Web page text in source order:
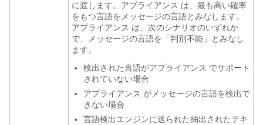
に渡します。 アプライアンス は、最も高い確率
をもつ言語をメッセージの言語とみなします。
アプライアンス は、次のシナリオのいずれか
で、メッセージの言語を「判別不能」とみなし
ます。
検出された言語がアプライアンス でサポート
されていない場合
アプライアンス がメッセージの言語を検出で
きない場合
言語検出エンジンに送られた抽出されたテキ